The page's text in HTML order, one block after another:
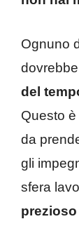
Ognuno
del
Questo
da
gli
sfera
prezioso